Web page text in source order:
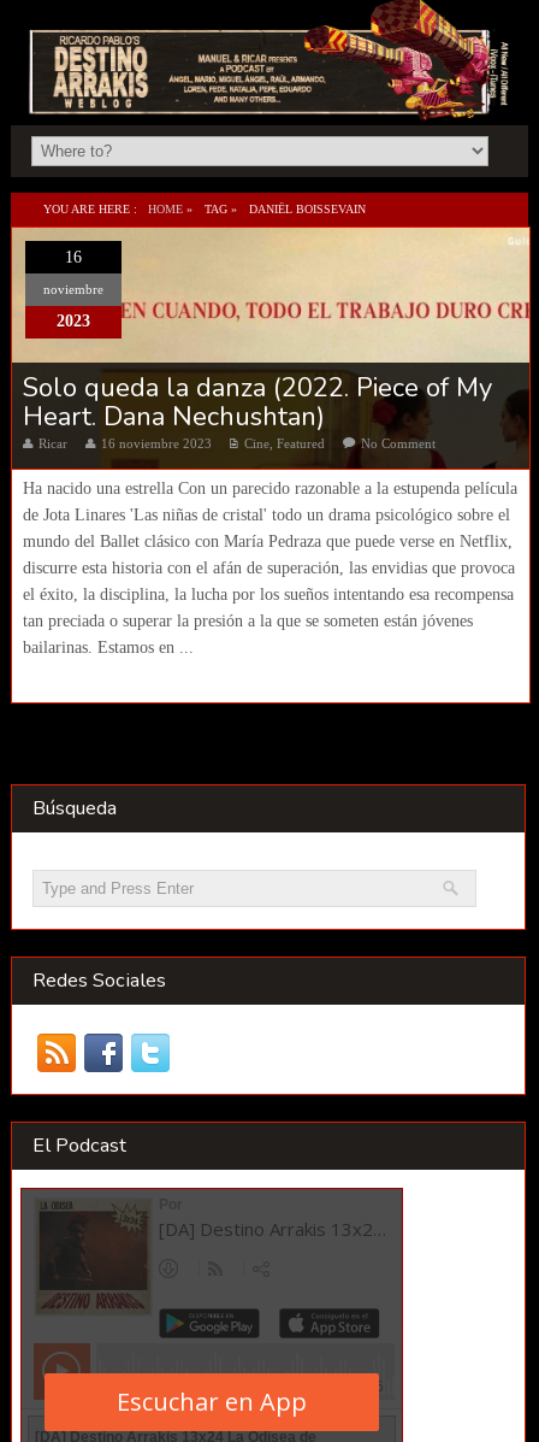
YOU ARE HERE : HOME » TAG » DANIËL BOISSEVAIN
16
noviembre
2023
Solo queda la danza (2022. Piece of My
Heart. Dana Nechushtan)
Ricar 16 noviembre 2023 Cine, Featured No Comment
Ha nacido una estrella Con un parecido razonable a la estupenda película
de Jota Linares 'Las niñas de cristal' todo un drama psicológico sobre el
mundo del Ballet clásico con María Pedraza que puede verse en Netflix,
discurre esta historia con el afán de superación, las envidias que provoca
el éxito, la disciplina, la lucha por los sueños intentando esa recompensa
tan preciada o superar la presión a la que se someten están jóvenes
bailarinas. Estamos en ...
Búsqueda
Redes Sociales
El Podcast